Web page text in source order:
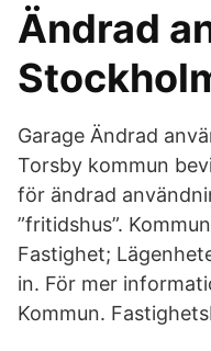
Ändrad
Garage Ändrad
Torsby kommun
för ändrad
”fritidshus”.
Fastighet;
in. För mer
Kommun.